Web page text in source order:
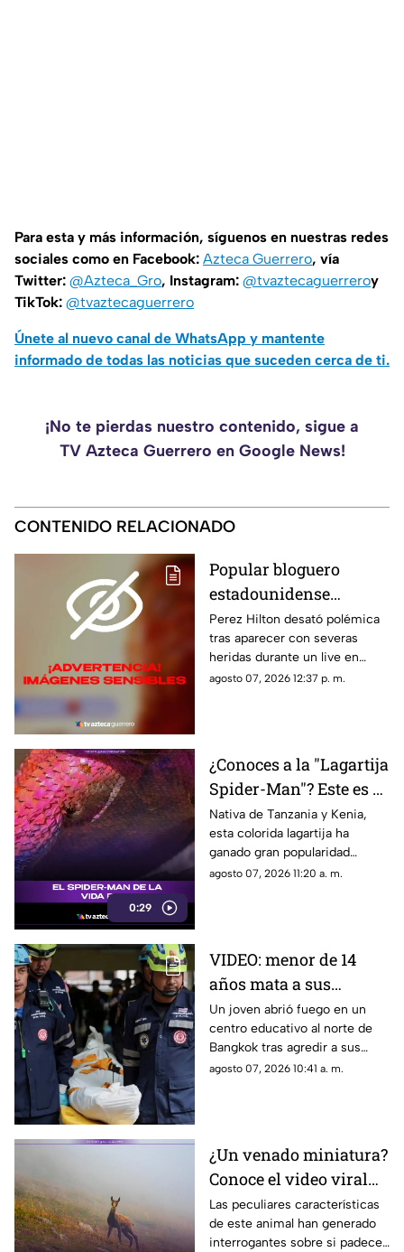
Para esta y más información, síguenos en nuestras redes
sociales como en Facebook: Azteca Guerrero, vía
Twitter: @Azteca_Gro, Instagram: @tvaztecaguerreroy
TikTok: @tvaztecaguerrero
Únete al nuevo canal de WhatsApp y mantente
informado de todas las noticias que suceden cerca de ti.
¡No te pierdas nuestro contenido, sigue a
TV Azteca Guerrero en Google News!
CONTENIDO RELACIONADO
Popular bloguero
estadounidense
aparece con severas
heridas en un LIVE;
¿buscaba interacción?
Perez Hilton desató polémica
tras aparecer con severas
heridas durante un live en
TikTok. El video abrió un
agosto 07, 2026 12:37 p. m.
0:29
¿Conoces a la "Lagartija
Spider-Man"? Este es el
reptil con los colores
del superhéroe
Nativa de Tanzania y Kenia,
esta colorida lagartija ha
ganado gran popularidad
debido a su increíble parecido
agosto 07, 2026 11:20 a. m.
VIDEO: menor de 14
años mata a sus
abuelos y 5 profesores
en tiroteo
Un joven abrió fuego en un
centro educativo al norte de
Bangkok tras agredir a sus
familiares; el incidente dejó
agosto 07, 2026 10:41 a. m.
¿Un venado miniatura?
Conoce el video viral
que causa asombro en
redes sociales
Las peculiares características
de este animal han generado
interrogantes sobre si padece